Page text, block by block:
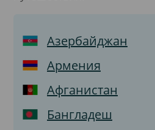
Азербайджан
Армения
Афганистан
Бангладеш